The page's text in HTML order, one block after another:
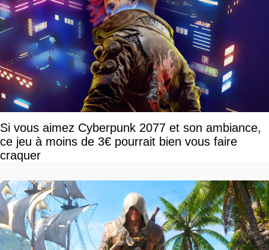
Si vous aimez Cyberpunk 2077 et son ambiance,
ce jeu à moins de 3€ pourrait bien vous faire
craquer